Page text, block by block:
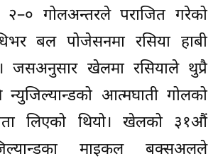
२–० गोलअन्तरले पराजित गरेको
बल पोजेसनमा रसिया हाबी
जसअनुसार खेलमा रसियाले थुप्रै
न्युजिल्यान्डको आत्मघाती गोलको
लिएको थियो। खेलको ३१औं
माइकल बक्सअलले